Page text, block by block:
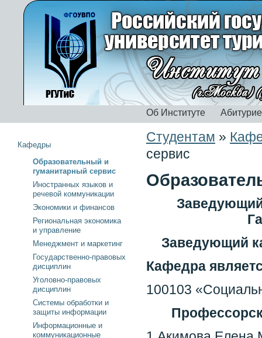
Об Институте
Студентам »
сервис
Заведующий
Заведующий
Кафедра
100103
Кафедры
Образовательный и
гуманитарный сервис
Иностранных языков и
речевой коммуникации
Экономики и финансов
Региональная экономика
и управление
Менеджмент и маркетинг
Государственно-правовых
дисциплин
Уголовно-правовых
дисциплин
Системы обработки и
защиты информации
Информационные и
коммуникационные